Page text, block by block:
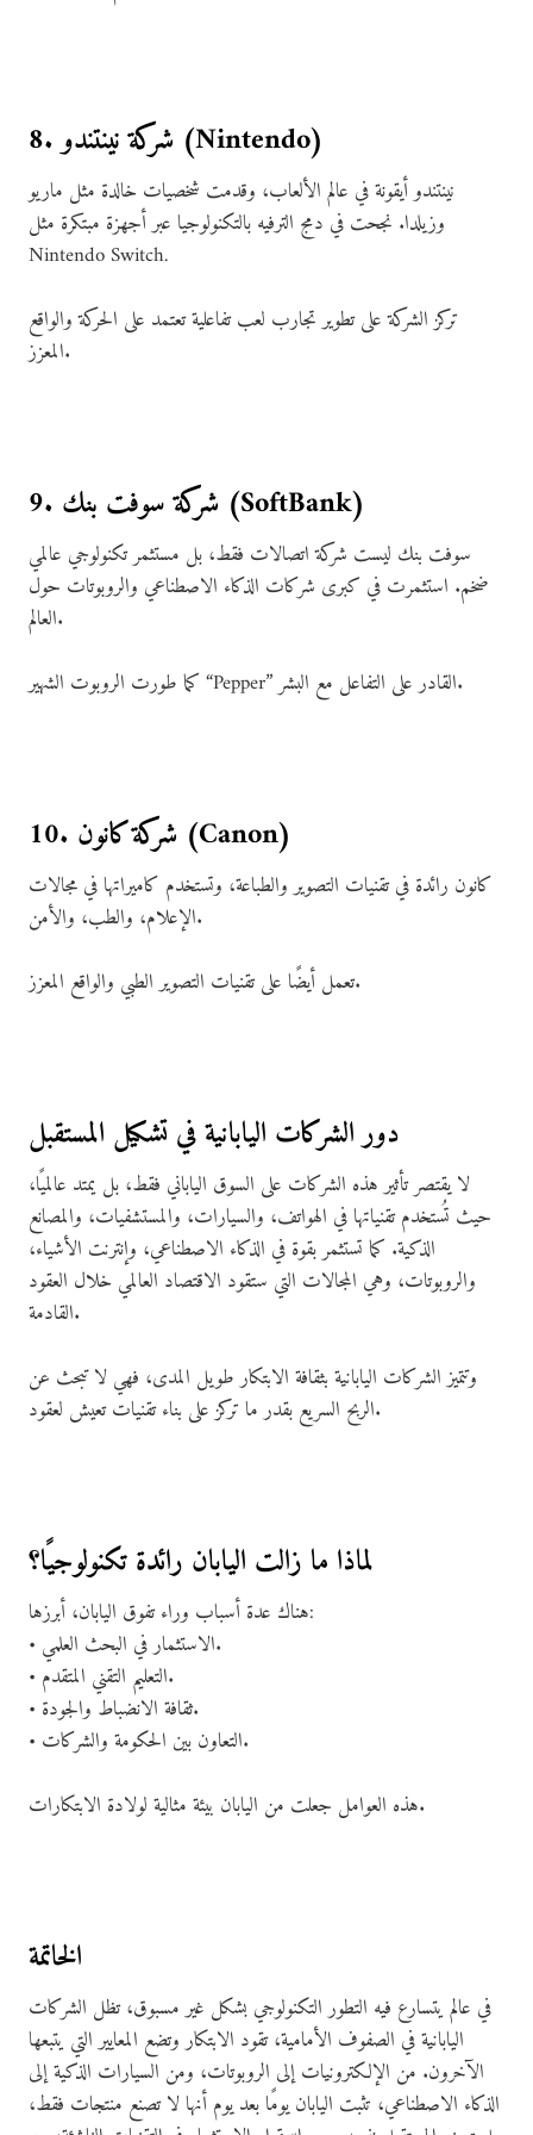
8. شركة نينتندو (Nintendo)
نينتندو أيقونة في عالم الألعاب، وقدمت شخصيات خالدة مثل ماريو
وزيلدا. نجحت في دمج الترفيه بالتكنولوجيا عبر أجهزة مبتكرة مثل
Nintendo Switch.
تركز الشركة على تطوير تجارب لعب تفاعلية تعتمد على الحركة والواقع
المعزز.
9. شركة سوفت بنك (SoftBank)
سوفت بنك ليست شركة اتصالات فقط، بل مستثمر تكنولوجي عالمي
ضخم. استثمرت في كبرى شركات الذكاء الاصطناعي والروبوتات حول
العالم.
كما طورت الروبوت الشهير “Pepper” القادر على التفاعل مع البشر.
10. شركة كانون (Canon)
كانون رائدة في تقنيات التصوير والطباعة، وتستخدم كاميراتها في مجالات
الإعلام، والطب، والأمن.
تعمل أيضًا على تقنيات التصوير الطبي والواقع المعزز.
دور الشركات اليابانية في تشكيل المستقبل
لا يقتصر تأثير هذه الشركات على السوق الياباني فقط، بل يمتد عالميًا،
حيث تُستخدم تقنياتها في الهواتف، والسيارات، والمستشفيات، والمصانع
الذكية. كما تستثمر بقوة في الذكاء الاصطناعي، وإنترنت الأشياء،
والروبوتات، وهي المجالات التي ستقود الاقتصاد العالمي خلال العقود
القادمة.
وتتميز الشركات اليابانية بثقافة الابتكار طويل المدى، فهي لا تبحث عن
الربح السريع بقدر ما تركز على بناء تقنيات تعيش لعقود.
لماذا ما زالت اليابان رائدة تكنولوجيًا؟
هناك عدة أسباب وراء تفوق اليابان، أبرزها:
• الاستثمار في البحث العلمي.
• التعليم التقني المتقدم.
• ثقافة الانضباط والجودة.
• التعاون بين الحكومة والشركات.
هذه العوامل جعلت من اليابان بيئة مثالية لولادة الابتكارات.
الخاتمة
في عالم يتسارع فيه التطور التكنولوجي بشكل غير مسبوق، تظل الشركات
اليابانية في الصفوف الأمامية، تقود الابتكار وتضع المعايير التي يتبعها
الآخرون. من الإلكترونيات إلى الروبوتات، ومن السيارات الذكية إلى
الذكاء الاصطناعي، تثبت اليابان يومًا بعد يوم أنها لا تصنع منتجات فقط،